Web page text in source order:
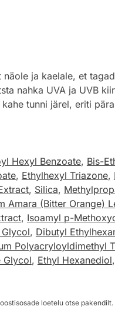
näole ja kaelale, et
nahka UVA ja UVB
tunni järel, eriti
Hexyl Benzoate, Bis-
, Ethylhexyl Triazone,
, Silica,
Amara (Bitter Orange)
, Isoamyl p-
, Dibutyl
Polyacryloyldimethyl
Glycol, Ethyl Hexanediol,
loetelu otse pakendilt.